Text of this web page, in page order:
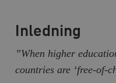
Inledning
”When higher
countries are ‘free-of-